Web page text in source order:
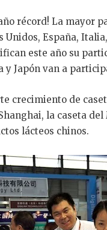
récord! La mayor
Unidos, España,
este año su
y Japón van a
crecimiento de
la caseta
lácteos chinos.